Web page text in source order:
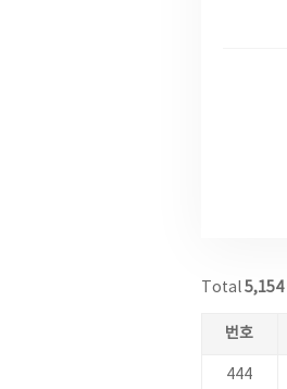
Total5,154
번호
444